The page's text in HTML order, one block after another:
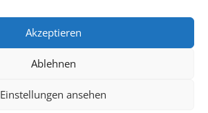
Akzeptieren
Ablehnen
Einstellungen ansehen